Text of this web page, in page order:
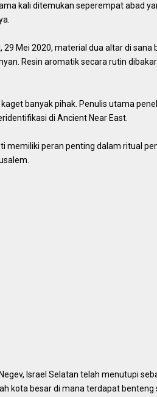
kali ditemukan seperempat abad
29 Mei 2020, material dua altar di sana
Resin aromatik secara rutin
banyak pihak. Penulis utama
di Ancient Near East.
memiliki peran penting dalam ritual
Israel Selatan telah menutupi
kota besar di mana terdapat